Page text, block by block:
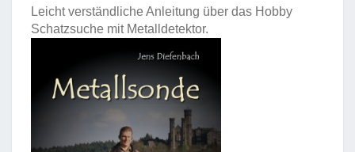
Leicht verständliche Anleitung über das Hobby
Schatzsuche mit Metalldetektor.